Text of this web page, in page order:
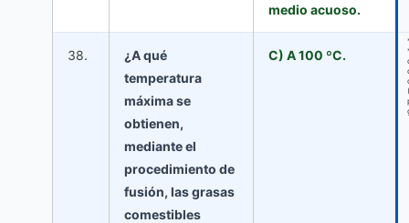
medio acuoso.
38.
¿A qué
temperatura
máxima se
obtienen,
mediante el
procedimiento de
fusión, las grasas
comestibles
C) A 100 ºC.